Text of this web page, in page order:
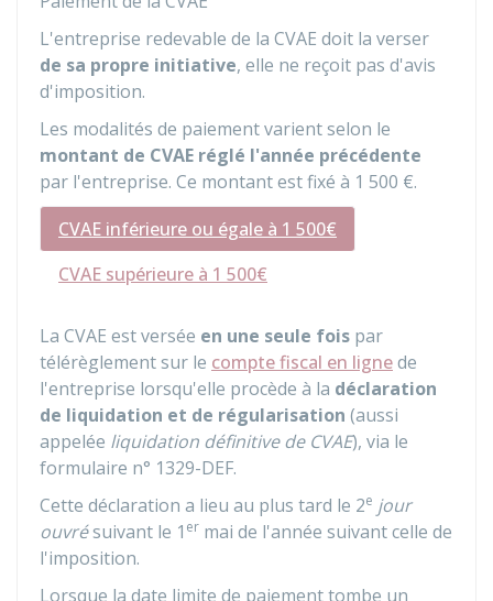
L'entreprise redevable de la CVAE doit la verser
de sa propre initiative, elle ne reçoit pas d'avis
d'imposition.
Les modalités de paiement varient selon le
montant de CVAE réglé l'année précédente
par l'entreprise. Ce montant est fixé à 1 500 €.
CVAE inférieure ou égale à 1 500€
CVAE supérieure à 1 500€
La CVAE est versée en une seule fois par
télérèglement sur le compte fiscal en lignede
l'entreprise lorsqu'elle procède à la déclaration
de liquidation et de régularisation (aussi
appelée liquidation définitive de CVAE), via le
formulaire n° 1329-DEF.
Cette déclaration a lieu au plus tard le 2e jour
ouvrésuivant le 1 er mai de l'année suivant celle de
l'imposition.
Lorsque la date limite de paiement tombe un